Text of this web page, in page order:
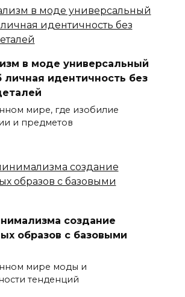
в моде универсальный
личная идентичность без
мире, где изобилие
и предметов
создание
образов с базовыми
мире моды и
тенденций